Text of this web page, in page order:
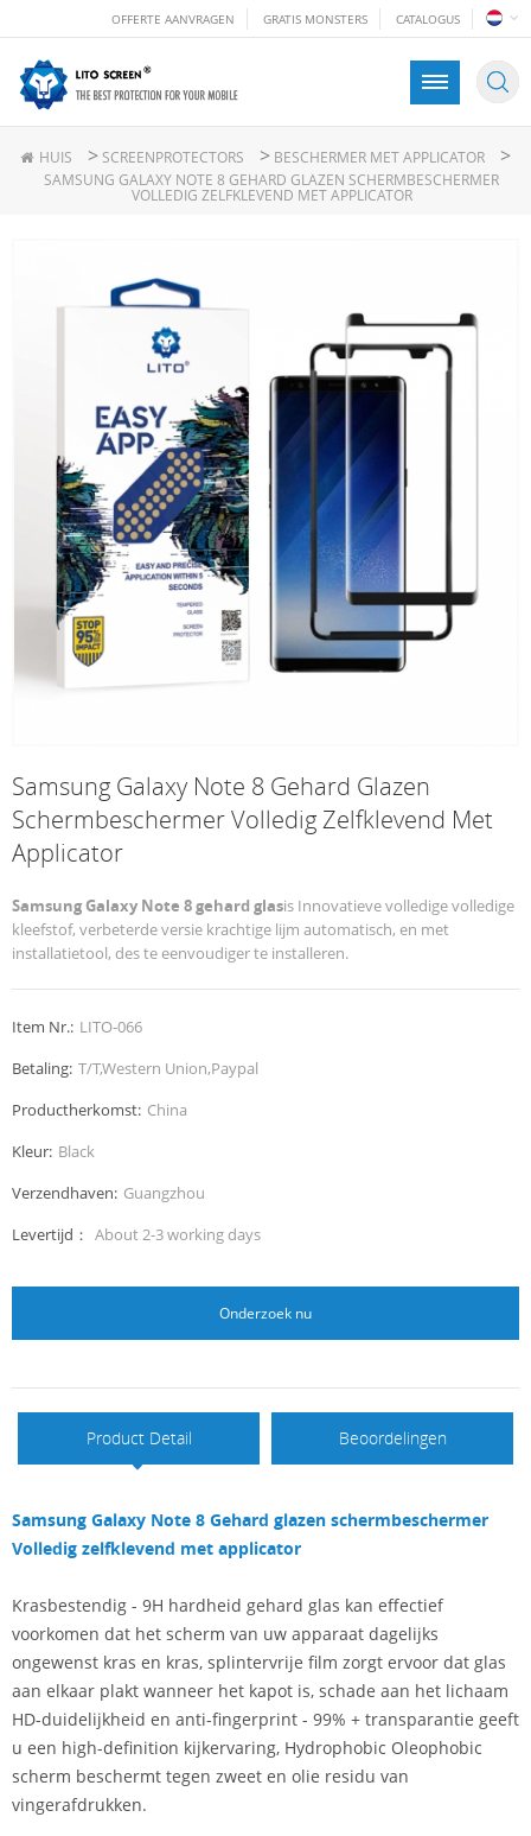
OFFERTE AANVRAGEN GRATIS MONSTERS CATALOGUS
HUIS > SCREENPROTECTORS > BESCHERMER MET APPLICATOR >
SAMSUNG GALAXY NOTE 8 GEHARD GLAZEN SCHERMBESCHERMER
VOLLEDIG ZELFKLEVEND MET APPLICATOR
Samsung Galaxy Note 8 Gehard Glazen
Schermbeschermer Volledig Zelfklevend Met
Applicator
Samsung Galaxy Note 8 gehard glasis Innovatieve volledige volledige
kleefstof, verbeterde versie krachtige lijm automatisch, en met
installatietool, des te eenvoudiger te installeren.
Item Nr.: LITO-066
Betaling: T/T,Western Union,Paypal
Productherkomst: China
Kleur: Black
Verzendhaven: Guangzhou
Levertijd： About 2-3 working days
Onderzoek nu
Product Detail Beoordelingen
Samsung Galaxy Note 8 Gehard glazen schermbeschermer
Volledig zelfklevend met applicator
Krasbestendig - 9H hardheid gehard glas kan effectief
voorkomen dat het scherm van uw apparaat dagelijks
ongewenst kras en kras, splintervrije film zorgt ervoor dat glas
aan elkaar plakt wanneer het kapot is, schade aan het lichaam
HD-duidelijkheid en anti-fingerprint - 99% + transparantie geeft
u een high-definition kijkervaring, Hydrophobic Oleophobic
scherm beschermt tegen zweet en olie residu van
vingerafdrukken.